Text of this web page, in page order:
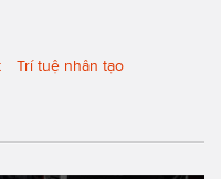
Trí tuệ nhân tạo